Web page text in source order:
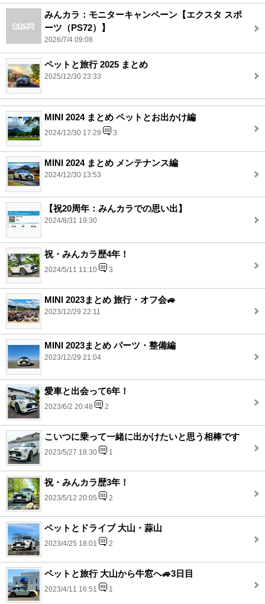
みんカラ：モニターキャンペーン【エクスタ スポ
ーツ（PS72）】
2026/7/4 09:08
ペットと旅行 2025 まとめ
2025/12/30 23:33
MINI 2024 まとめ ペットとお出かけ編
2024/12/30 17:29 3
MINI 2024 まとめ メンテナンス編
2024/12/30 13:53
【祝20周年：みんカラでの思い出】
2024/8/31 19:30
祝・みんカラ歴4年！
2024/5/11 11:10 3
MINI 2023まとめ 旅行・オフ会🚙
2023/12/29 22:11
MINI 2023まとめ パーツ・整備編
2023/12/29 21:04
愛車と出会って6年！
2023/6/2 20:48 2
こいつに乗って一緒に出かけたいと思う相棒です
2023/5/27 18:30 1
祝・みんカラ歴3年！
2023/5/12 20:05 2
ペットとドライブ 大山・蒜山
2023/4/25 18:01 2
ペットと旅行 大山から牛窓へ🚙3日目
2023/4/11 16:51 1